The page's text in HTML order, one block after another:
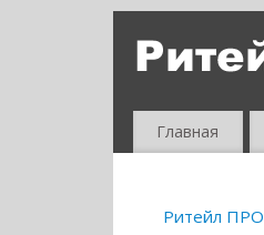
Главная
Ритейл ПРО